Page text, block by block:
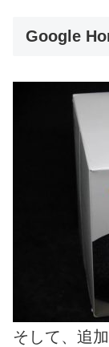
Google
そして、追